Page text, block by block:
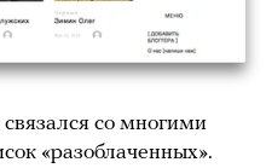
со многими
«разоблаченных».